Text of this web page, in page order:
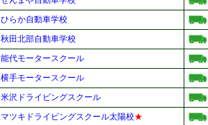
ひらか自動車学校
秋田北部自動車学校
能代モータースクール
横手モータースクール
米沢ドライビングスクール
マツキドライビングスクール太陽校★